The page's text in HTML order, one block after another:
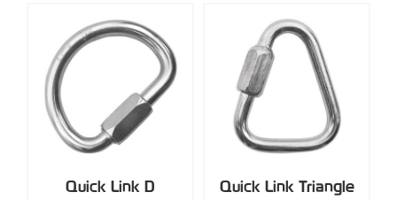
Quick Link D Quick Link Triangle